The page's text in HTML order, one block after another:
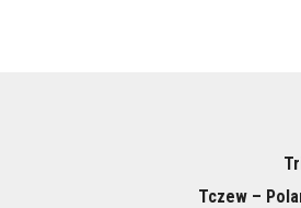
Tczew –